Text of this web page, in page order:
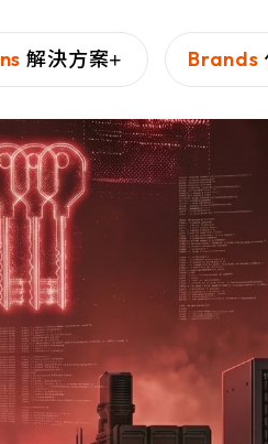
解決方案 Brands
杜浦數位安全
安防禦的基石，為企業提供
地情資，協助企業預見攻
署防禦策略，降低損失風險。
相信每份文件和每個設備都可
，致力於保護關鍵基礎設施，
料傳輸和設備存取，進而讓